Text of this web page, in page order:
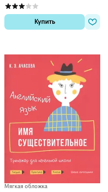
Купить
Мягкая обложка